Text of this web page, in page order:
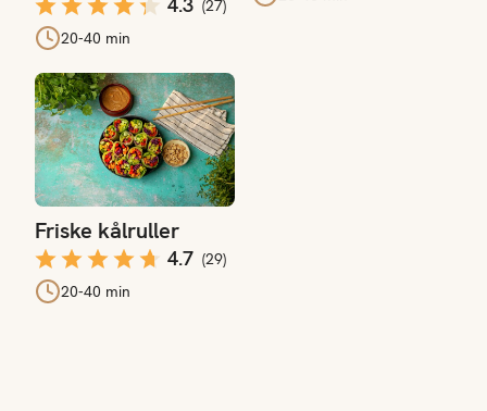
4.3 (27)
20-40 min
Friske kålruller
4.7 (29)
20-40 min
Friske kålruller